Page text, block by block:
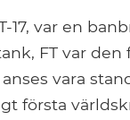
Facebook
17, var en
FT var
vara
första